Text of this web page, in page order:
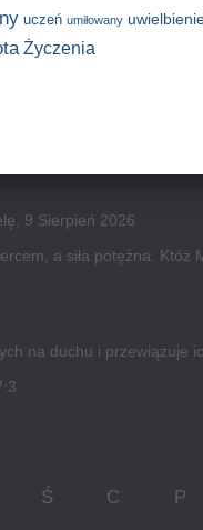
uczeń umiłowany
Życzenia
9 Sierpień 2026
a siła potężna. Któż
na duchu i przewiązuje
Ś C P